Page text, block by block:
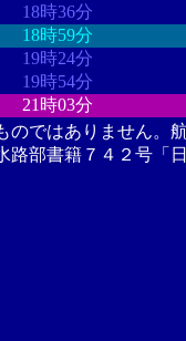
18時36分
18時59分
19時24分
19時54分
21時03分
のではありません。
路部書籍７４２号「